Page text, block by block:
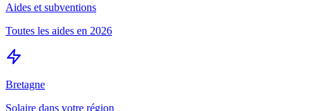
Aides et subventions
Toutes les aides en 2026
Bretagne
Solaire dans votre région